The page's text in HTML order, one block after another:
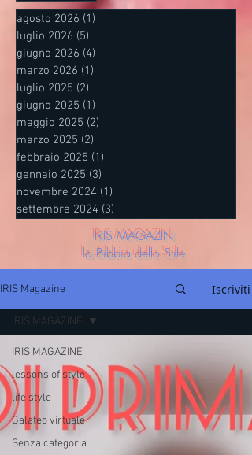
agosto 2026 (1)
luglio 2026 (5)
giugno 2026 (4)
marzo 2026 (1)
luglio 2025 (2)
giugno 2025 (1)
maggio 2025 (2)
marzo 2025 (2)
febbraio 2025 (1)
gennaio 2025 (3)
novembre 2024 (1)
settembre 2024 (3)
IRIS MAGAZIN
la Bibbia dello Stile
IRIS Magazine Iscriviti
IRIS MAGAZINE
lessons of style
life style
Galateo virtuale
Senza categoria
IRIS MAGAZINE